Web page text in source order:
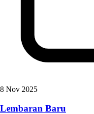
8 Nov 2025
Lembaran Baru